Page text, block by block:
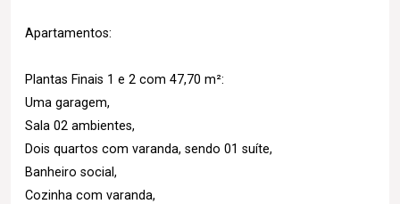
Apartamentos:
Plantas Finais 1 e 2 com 47,70 m²:
Uma garagem,
Sala 02 ambientes,
Dois quartos com varanda, sendo 01 suíte,
Banheiro social,
Cozinha com varanda,